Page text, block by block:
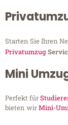
Starten Sie Ihren
Privatumzug
Mini
Perfekt für
bieten wirMini-